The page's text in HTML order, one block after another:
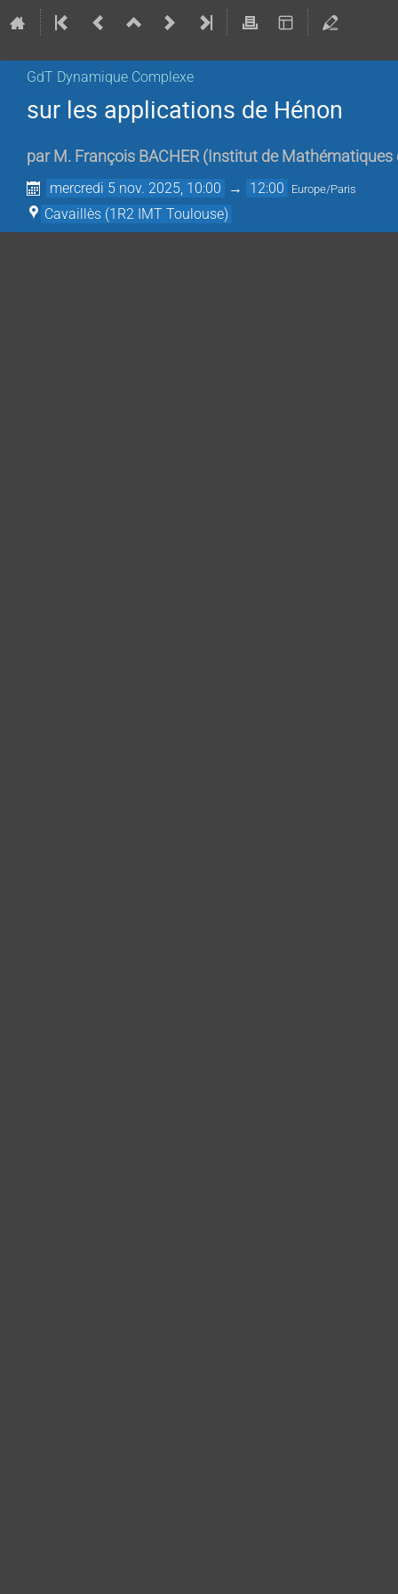
GdT Dynamique Complexe
sur les applications de Hénon
par M. François BACHER ( Institut de Mathématiques
mercredi 5 nov. 2025, 10:00 → 12:00 Europe/Paris
Cavaillès (1R2 IMT Toulouse)